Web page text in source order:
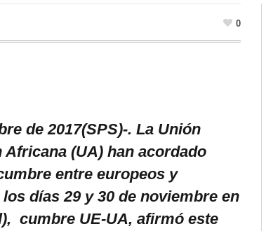
0
de 2017(SPS)-. La Unión
Africana (UA) han acordado
entre europeos y
días 29 y 30 de noviembre en
cumbre UE-UA, afirmó este